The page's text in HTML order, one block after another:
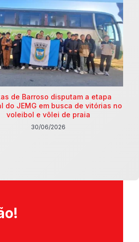
de Barroso disputam a etapa
do JEMG em busca de vitórias no
voleibol e vôlei de praia
30/06/2026